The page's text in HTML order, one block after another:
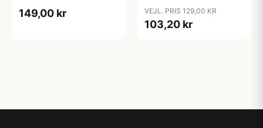
149,00 kr VEJL. PRIS 129,00 KR
103,20 kr